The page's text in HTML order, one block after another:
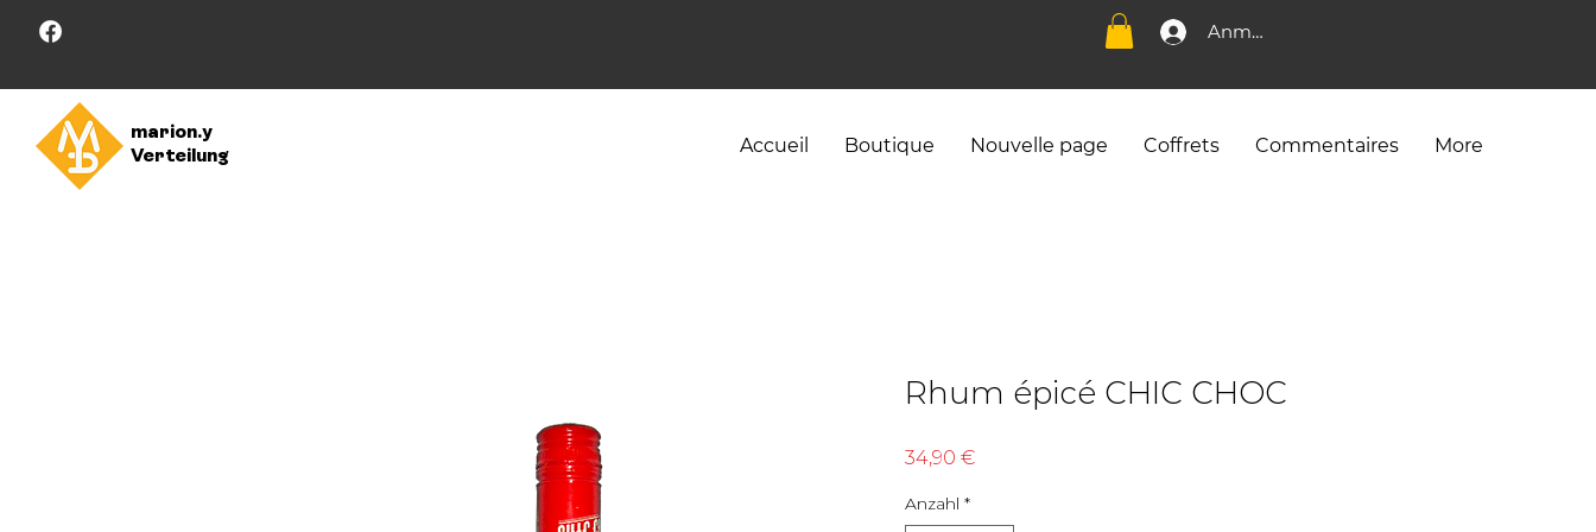
Anmelden
marion.y
Verteilung
Accueil Boutique Nouvelle page Coffrets Commentaires More
Rhum épicé CHIC CHOC
34,90 €
Anzahl *